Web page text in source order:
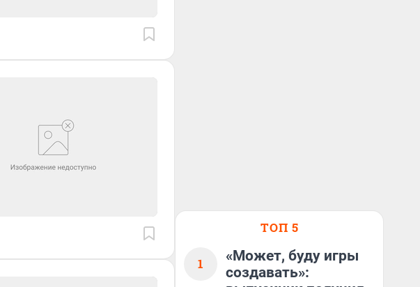
ТОП 5
1
«Может, буду игры
создавать»: